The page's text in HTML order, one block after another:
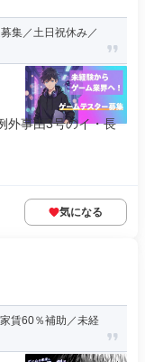
集／土日祝休み／
外事由3号のイ・長
気になる
賃60％補助／未経